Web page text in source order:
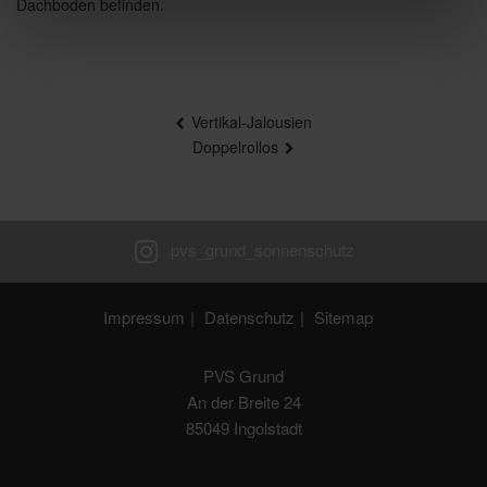
Dachboden befinden.
Vertikal-Jalousien
Doppelrollos
Impressum Datenschutz Sitemap
PVS Grund
An der Breite 24
85049 Ingolstadt